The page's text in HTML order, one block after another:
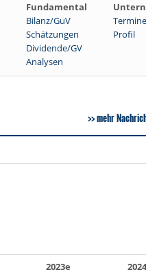
Fundamental
Bilanz/GuV Termine
Schätzungen Profil
Dividende/GV
Analysen
mehr
2023e